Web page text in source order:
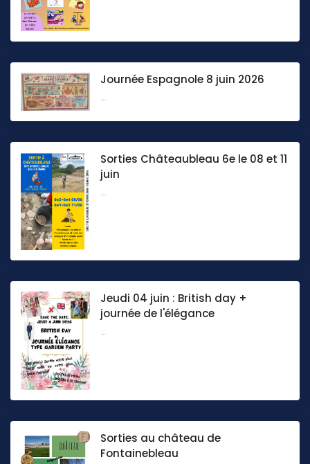
Journée Espagnole 8 juin 2026
...
Sorties Châteaubleau 6e le 08 et 11
juin
...
Jeudi 04 juin : British day +
journée de l'élégance
...
Sorties au château de
Fontainebleau